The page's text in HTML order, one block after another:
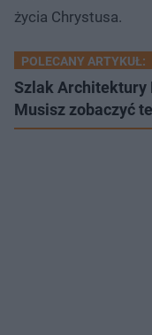
życia Chrystusa.
POLECANY ARTYKUŁ:
Szlak Architektury
Musisz zobaczyć